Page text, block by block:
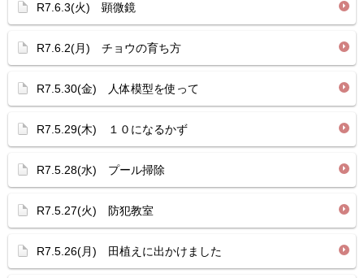
R7.6.3(火) 顕微鏡
R7.6.2(月) チョウの育ち方
R7.5.30(金) 人体模型を使って
R7.5.29(木) １０になるかず
R7.5.28(水) プール掃除
R7.5.27(火) 防犯教室
R7.5.26(月) 田植えに出かけました